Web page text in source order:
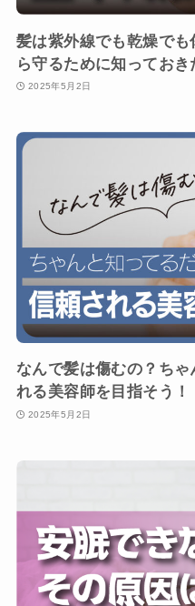
髪は紫外線でも乾燥で
ら守るために知ってお
2025年5月2日
なんで髪は傷むの？ち
れる美容師を目指そう！
2025年5月2日